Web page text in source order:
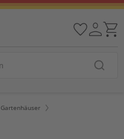
Gartenhäuser